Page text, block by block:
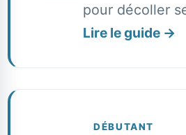
pour décoller
Lire le guide →
DÉBUTANT